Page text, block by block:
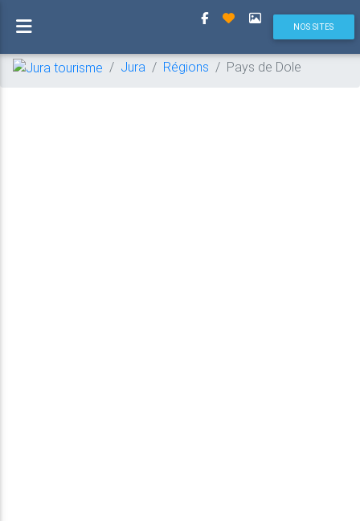
(current)
NOS SITES
Jura Régions Pays de Dole